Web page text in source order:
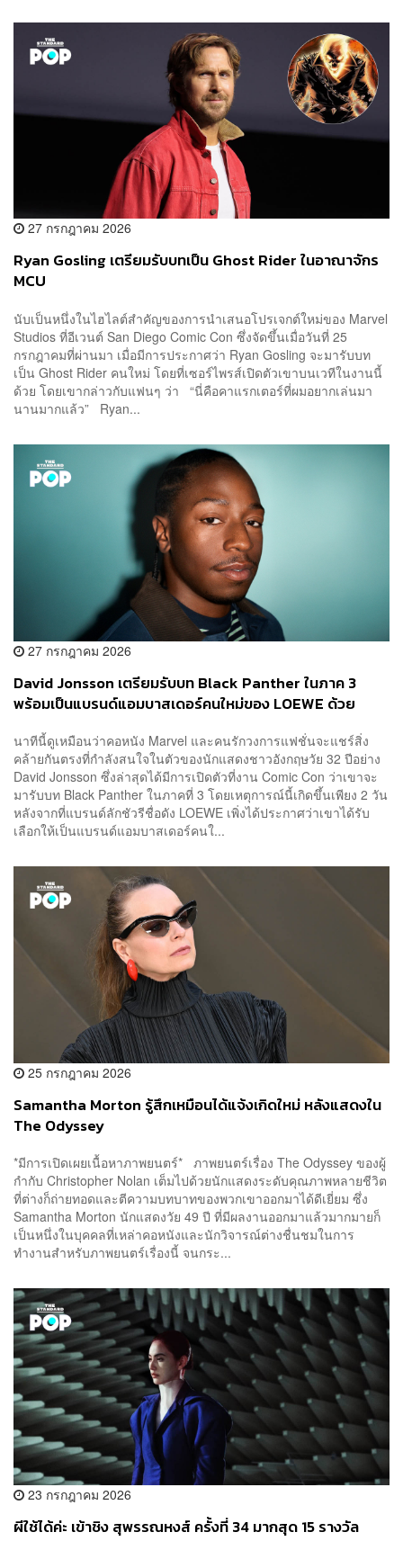
27 กรกฎาคม 2026
Ryan Gosling เตรียมรับบทเป็น Ghost Rider ในอาณาจักร
MCU
นับเป็นหนึ่งในไฮไลต์สำคัญของการนำเสนอโปรเจกต์ใหม่ของ Marvel
Studios ที่อีเวนต์ San Diego Comic Con ซึ่งจัดขึ้นเมื่อวันที่ 25
กรกฎาคมที่ผ่านมา เมื่อมีการประกาศว่า Ryan Gosling จะมารับบท
เป็น Ghost Rider คนใหม่ โดยที่เซอร์ไพรส์เปิดตัวเขาบนเวทีในงานนี้
ด้วย โดยเขากล่าวกับแฟนๆ ว่า “นี่คือคาแรกเตอร์ที่ผมอยากเล่นมา
นานมากแล้ว” Ryan...
27 กรกฎาคม 2026
David Jonsson เตรียมรับบท Black Panther ในภาค 3
พร้อมเป็นแบรนด์แอมบาสเดอร์คนใหม่ของ LOEWE ด้วย
นาทีนี้ดูเหมือนว่าคอหนัง Marvel และคนรักวงการแฟชั่นจะแชร์สิ่ง
คล้ายกันตรงที่กำลังสนใจในตัวของนักแสดงชาวอังกฤษวัย 32 ปีอย่าง
David Jonsson ซึ่งล่าสุดได้มีการเปิดตัวที่งาน Comic Con ว่าเขาจะ
มารับบท Black Panther ในภาคที่ 3 โดยเหตุการณ์นี้เกิดขึ้นเพียง 2 วัน
หลังจากที่แบรนด์ลักชัวรีชื่อดัง LOEWE เพิ่งได้ประกาศว่าเขาได้รับ
เลือกให้เป็นแบรนด์แอมบาสเดอร์คนใ...
25 กรกฎาคม 2026
Samantha Morton รู้สึกเหมือนได้แจ้งเกิดใหม่ หลังแสดงใน
The Odyssey
*มีการเปิดเผยเนื้อหาภาพยนตร์* ภาพยนตร์เรื่อง The Odyssey ของผู้
กำกับ Christopher Nolan เต็มไปด้วยนักแสดงระดับคุณภาพหลายชีวิต
ที่ต่างก็ถ่ายทอดและตีความบทบาทของพวกเขาออกมาได้ดีเยี่ยม ซึ่ง
Samantha Morton นักแสดงวัย 49 ปี ที่มีผลงานออกมาแล้วมากมายก็
เป็นหนึ่งในบุคคลที่เหล่าคอหนังและนักวิจารณ์ต่างชื่นชมในการ
ทำงานสำหรับภาพยนตร์เรื่องนี้ จนกระ...
23 กรกฎาคม 2026
ผีใช้ได้ค่ะ เข้าชิง สุพรรณหงส์ ครั้งที่ 34 มากสุด 15 รางวัล